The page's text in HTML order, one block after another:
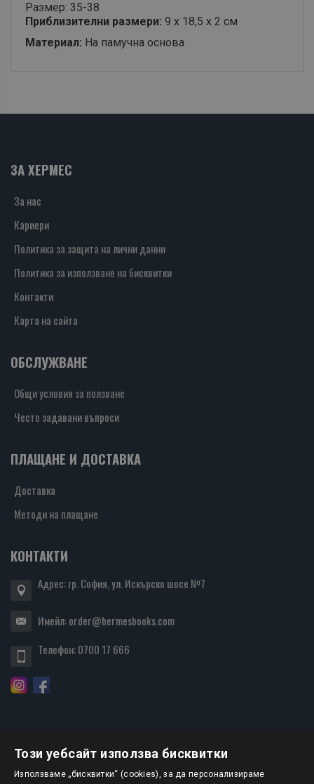
Размер: 35-38
Приблизителни размери: 9 x 18,5 x 2 см
Материал: На памучна основа
ЗА ХЕРМЕС
За нас
Кариери
Политика за защита на лични данни
Политика за използване на бисквитки
Контакти
Карта на сайта
ОБСЛУЖВАНЕ
Общи условия за ползване
Често задавани въпроси
ПЛАЩАНЕ И ДОСТАВКА
Доставка
Методи на плащане
КОНТАКТИ
Адрес: гр. София, ул. Искърско шосе №7
Имейл:order@hermesbooks.com
Телефон:0700 17 666
БЮЛЕТИН
Този уебсайт използва бисквитки
Използваме „бисквитки“ (cookies), за да персонализираме